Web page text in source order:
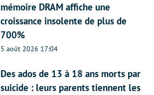
mémoire DRAM affiche une
croissance insolente de plus de
700%
5 août 2026 17:04
Des ados de 13 à 18 ans morts par
suicide : leurs parents tiennent les